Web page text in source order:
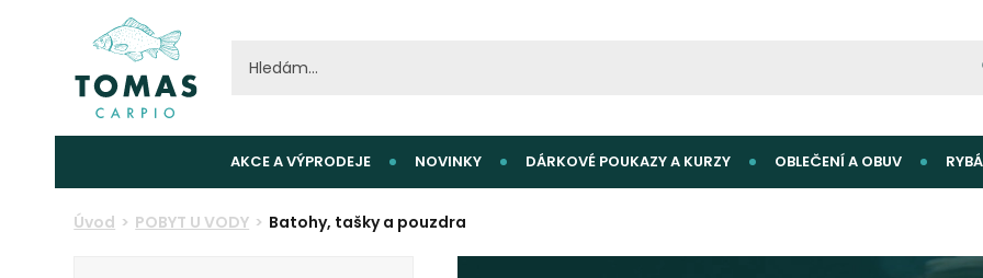
AKCE A VÝPRODEJE NOVINKY DÁRKOVÉ POUKAZY A KURZY OBLEČENÍ A OBUV
Úvod POBYT U VODY Batohy, tašky a pouzdra